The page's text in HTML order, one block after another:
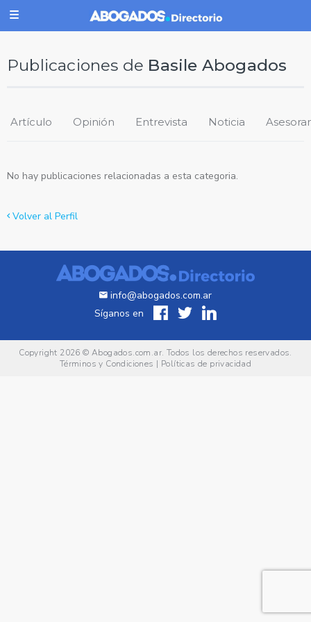
Publicaciones de Basile Abogados
Artículo Opinión Entrevista Noticia
No hay publicaciones relacionadas a esta categoria.
Volver al Perfil
info@abogados.com.ar
Síganos en
Copyright 2026 © Abogados.com.ar. Todos los derechos reservados.
Términos y Condiciones | Políticas de privacidad